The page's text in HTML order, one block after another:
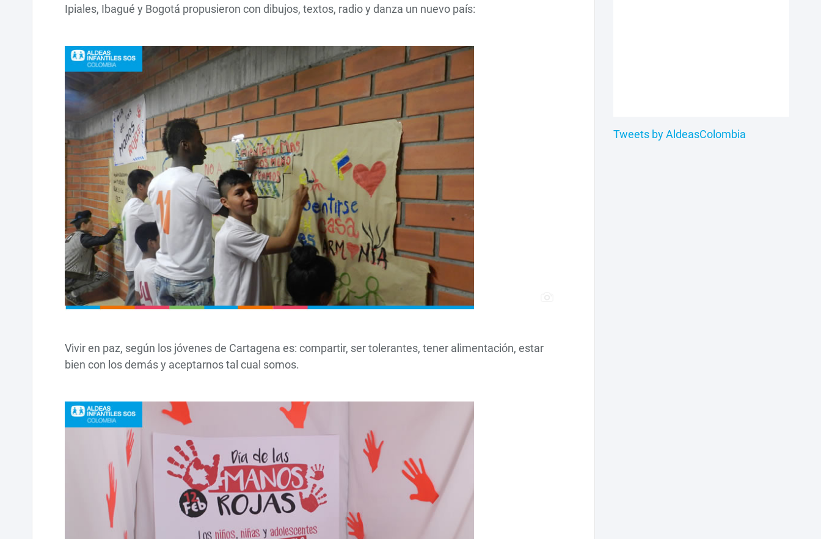
Ipiales, Ibagué y Bogotá propusieron con dibujos, textos, radio y danza un nuevo país:
Vivir en paz, según los jóvenes de Cartagena es: compartir, ser tolerantes, tener alimentación, estar
bien con los demás y aceptarnos tal cual somos.
Tweets by AldeasColombia